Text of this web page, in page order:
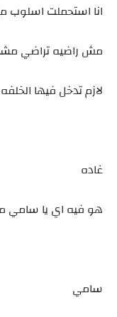
انا استحملت
مش راضيه تراضي
لازم تدخل فيها
غاده
هو فيه اي يا سامي
سامي